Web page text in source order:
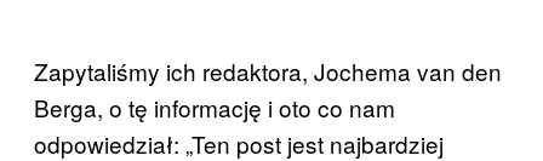
Zapytaliśmy ich redaktora, Jochema van den
Berga, o tę informację i oto co nam
odpowiedział: „Ten post jest najbardziej